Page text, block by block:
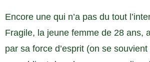
Encore une qui n’a pas du tout
Fragile, la jeune femme de 28 ans,
par sa force d’esprit (on se